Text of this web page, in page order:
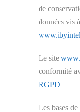
de
données vis
Le site
conformité
RGPD
Les bases